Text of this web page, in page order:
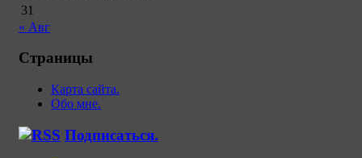
31
« Авг
Страницы
Карта сайта.
Обо мне.
Подписаться.